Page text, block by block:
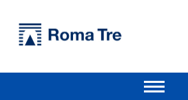
Apri il menu secondario